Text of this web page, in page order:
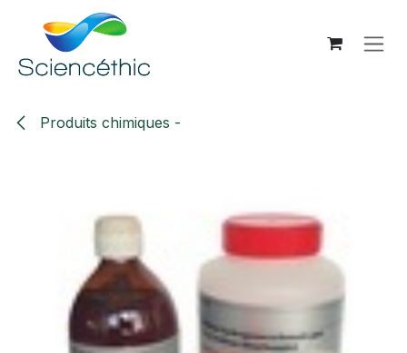
Se rendre au contenu
Produits chimiques -